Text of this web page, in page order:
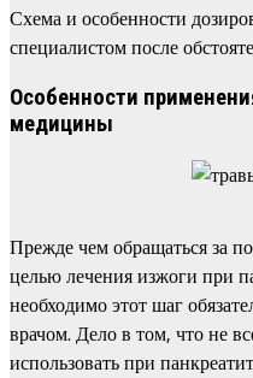
Схема и особенности
специалистом после
Особенности
медицины
Прежде чем обращаться за
целью лечения изжоги при
необходимо этот шаг
врачом. Дело в том, что не
использовать при